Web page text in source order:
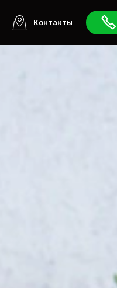
Контакты